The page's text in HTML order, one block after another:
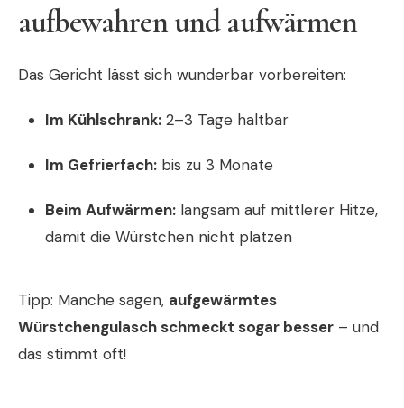
aufbewahren und aufwärmen
Das Gericht lässt sich wunderbar vorbereiten:
Im Kühlschrank: 2–3 Tage haltbar
Im Gefrierfach: bis zu 3 Monate
Beim Aufwärmen: langsam auf mittlerer Hitze,
damit die Würstchen nicht platzen
Tipp: Manche sagen, aufgewärmtes
Würstchengulasch schmeckt sogar besser – und
das stimmt oft!